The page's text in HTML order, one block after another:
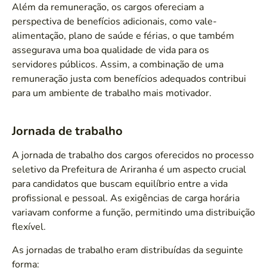
Além da remuneração, os cargos ofereciam a
perspectiva de benefícios adicionais, como vale-
alimentação, plano de saúde e férias, o que também
assegurava uma boa qualidade de vida para os
servidores públicos. Assim, a combinação de uma
remuneração justa com benefícios adequados contribui
para um ambiente de trabalho mais motivador.
Jornada de trabalho
A jornada de trabalho dos cargos oferecidos no processo
seletivo da Prefeitura de Ariranha é um aspecto crucial
para candidatos que buscam equilíbrio entre a vida
profissional e pessoal. As exigências de carga horária
variavam conforme a função, permitindo uma distribuição
flexível.
As jornadas de trabalho eram distribuídas da seguinte
forma: